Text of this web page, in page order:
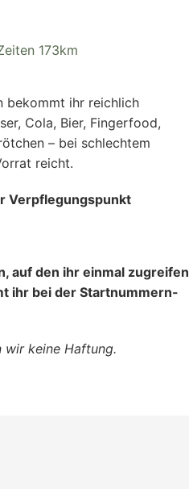
173km
bekommt ihr reichlich
Cola, Bier, Fingerfood,
– bei schlechtem
reicht.
Verpflegungspunkt
auf den ihr einmal zugreifen
ihr bei der Startnummern-
wir keine Haftung.